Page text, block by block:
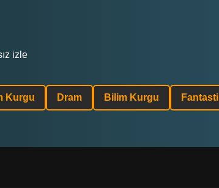
izle
Kurgu Dram Bilim Kurgu